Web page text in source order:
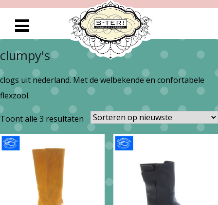
clumpy's
clogs uit nederland. Met de welbekende en confortabele
flexzool.
Toont alle 3 resultaten Gesorteerd
op
nieuwste